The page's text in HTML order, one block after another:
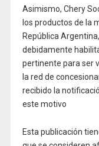
Asimismo, Chery
los productos de la
República
debidamente
pertinente para ser
la red de
recibido la
este motivo
Esta publicación